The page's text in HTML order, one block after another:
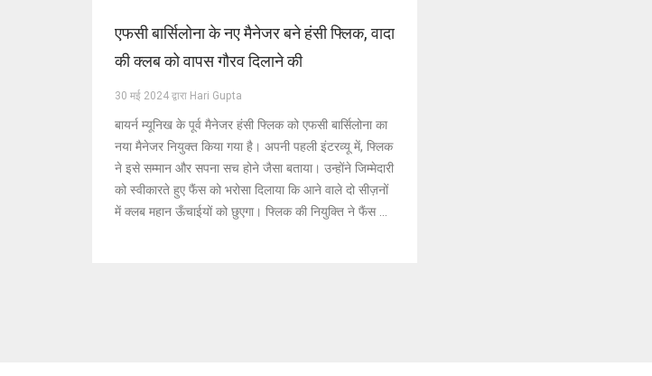
एफसी बार्सिलोना के नए मैनेजर बने हंसी फ्लिक, वादा
की क्लब को वापस गौरव दिलाने की
30 मई 2024 द्वारा Hari Gupta
बायर्न म्यूनिख के पूर्व मैनेजर हंसी फ्लिक को एफसी बार्सिलोना का
नया मैनेजर नियुक्त किया गया है। अपनी पहली इंटरव्यू में, फ्लिक
ने इसे सम्मान और सपना सच होने जैसा बताया। उन्होंने जिम्मेदारी
को स्वीकारते हुए फैंस को भरोसा दिलाया कि आने वाले दो सीज़नों
में क्लब महान ऊँचाईयों को छुएगा। फ्लिक की नियुक्ति ने फैंस को